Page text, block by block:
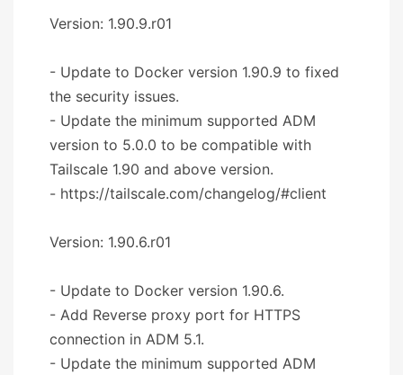
Version: 1.90.9.r01
- Update to Docker version 1.90.9 to fixed
the security issues.
- Update the minimum supported ADM
version to 5.0.0 to be compatible with
Tailscale 1.90 and above version.
- https://tailscale.com/changelog/#client
Version: 1.90.6.r01
- Update to Docker version 1.90.6.
- Add Reverse proxy port for HTTPS
connection in ADM 5.1.
- Update the minimum supported ADM